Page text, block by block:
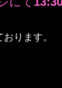
ります。